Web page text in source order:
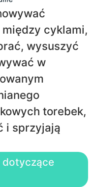
cyklami,
wysuszyć
w
torebek,
i sprzyjają
dotyczące